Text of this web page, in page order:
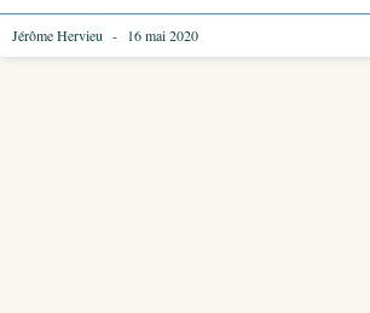
Jérôme Hervieu 16 mai 2020